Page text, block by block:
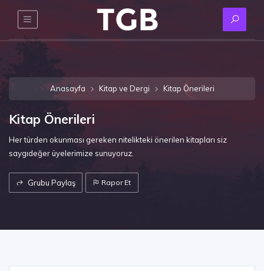
Anasayfa Kitap ve Dergi Kitap Önerileri
Kitap Önerileri
Her türden okunması gereken nitelikteki önerilen kitapları siz
saygıdeğer üyelerimize sunuyoruz.
Grubu Paylaş Rapor Et